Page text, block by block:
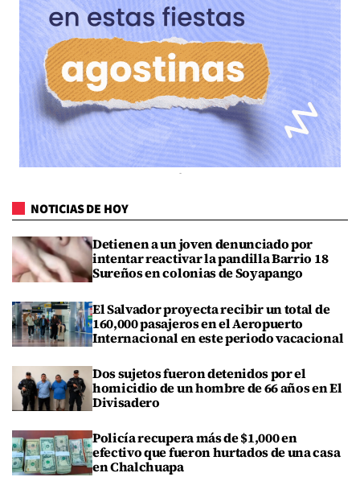
NOTICIAS DE HOY
Detienen a un joven denunciado por
intentar reactivar la pandilla Barrio 18
Sureños en colonias de Soyapango
El Salvador proyecta recibir un total de
160,000 pasajeros en el Aeropuerto
Internacional en este periodo vacacional
Dos sujetos fueron detenidos por el
homicidio de un hombre de 66 años en El
Divisadero
Policía recupera más de $1,000 en
efectivo que fueron hurtados de una casa
en Chalchuapa